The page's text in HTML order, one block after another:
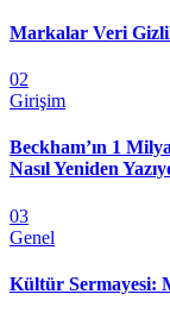
Markalar Veri
02
Girişim
Beckham’ın 1
Nasıl Yeniden
03
Genel
Kültür Sermayesi: